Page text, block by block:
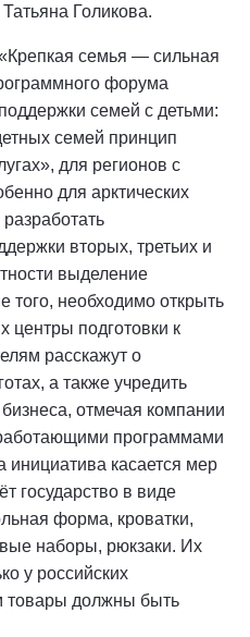
Голикова.
«Крепкая семья — сильная
форума
семей с детьми:
семей принцип
для регионов с
для арктических
вторых, третьих и
выделение
того, необходимо открыть
центры подготовки к
расскажут о
а также учредить
отмечая компании
программами
касается мер
государство в виде
форма, кроватки,
наборы, рюкзаки. Их
у российских
товары должны быть